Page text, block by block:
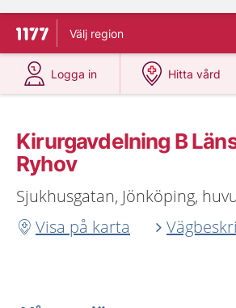
Till startsidan för 1177
Välj region
Logga in
på 1177.se
Hitta vård
på 1177.se
Kirurgavdelning B
Ryhov
Sjukhusgatan, Jönköping,
Visa på karta